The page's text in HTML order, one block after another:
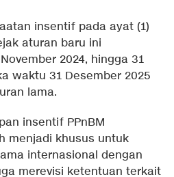
insentif pada ayat (1)
aturan baru ini
2024, hingga 31
waktu 31 Desember 2025
lama.
insentif PPnBM
menjadi khusus untuk
internasional dengan
merevisi ketentuan terkait